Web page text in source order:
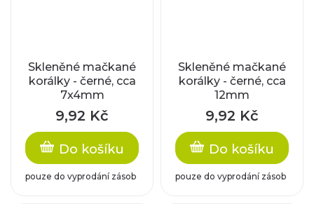
Skleněné mačkané
korálky - černé, cca
7x4mm
9,92 Kč
Do košíku
pouze do vyprodání zásob
Skleněné mačkané
korálky - černé, cca
12mm
9,92 Kč
Do košíku
pouze do vyprodání zásob